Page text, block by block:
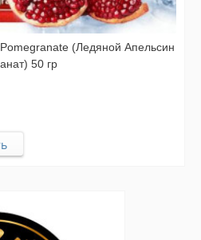
(Ледяной Апельсин
50 гр